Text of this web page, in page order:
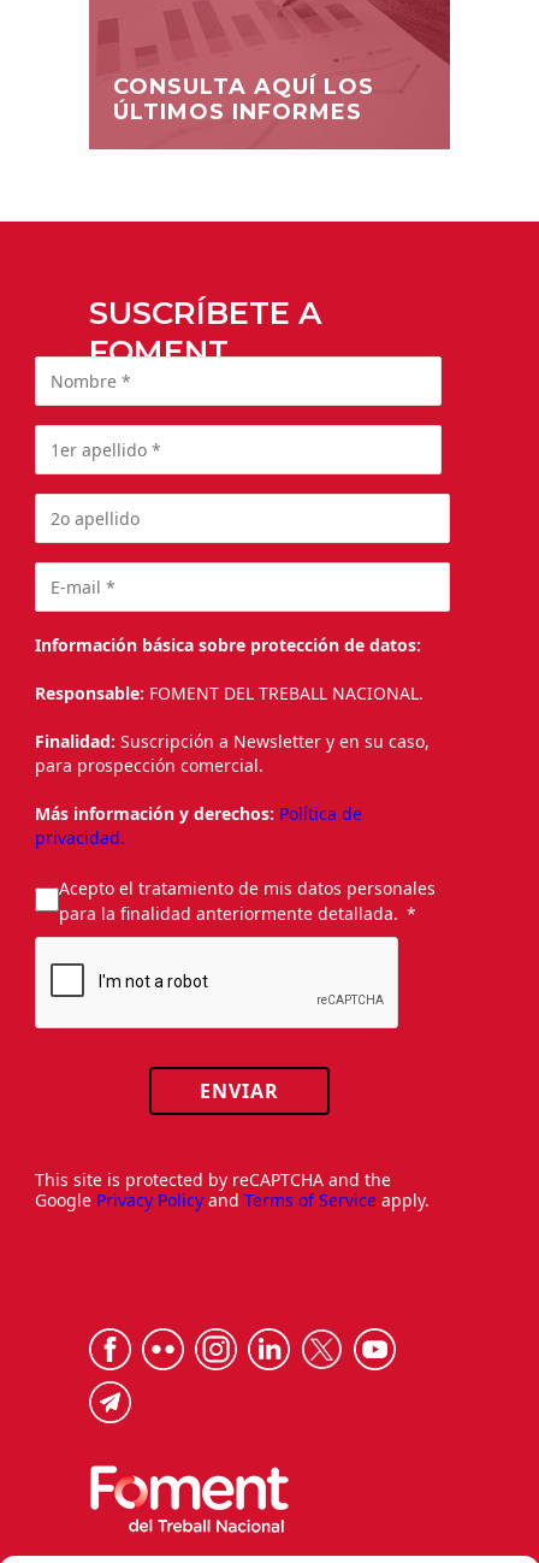
CONSULTA AQUÍ LOS
ÚLTIMOS INFORMES
SUSCRÍBETE A
FOMENT
Información básica sobre protección de datos:
Responsable: FOMENT DEL TREBALL NACIONAL.
Finalidad: Suscripción a Newsletter y en su caso,
para prospección comercial.
Más información y derechos: Política de
privacidad.
Acepto el tratamiento de mis datos personales
para la finalidad anteriormente detallada.
ENVIAR
This site is protected by reCAPTCHA and the
Google Privacy Policy and Terms of Service apply.